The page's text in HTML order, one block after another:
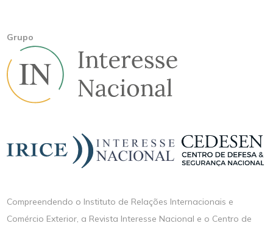
Grupo
Compreendendo o Instituto de Relações Internacionais e
Comércio Exterior, a Revista Interesse Nacional e o Centro de